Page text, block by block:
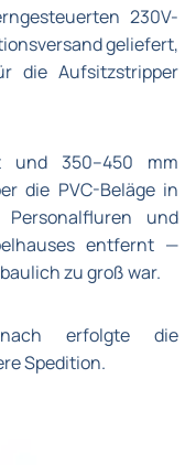
230V-
geliefert,
die Aufsitzstripper
und 350–450 mm
die PVC-Beläge in
und
entfernt —
zu groß war.
erfolgte die
Spedition.